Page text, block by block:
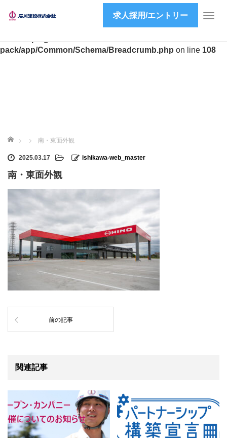
Warning: preg_match(): Unknown modifier 'a' in
/home/ishikawa-inc/ishikawa-inc.co.jp/public_html/wp2/wp-
pack/app/Common/Schema/Breadcrumb.php on line 108
T
g
求人採用/エントリー
ホーム 南・東面外観
2025.03.17 ishikawa-web_master
南・東面外観
前の記事
関連記事